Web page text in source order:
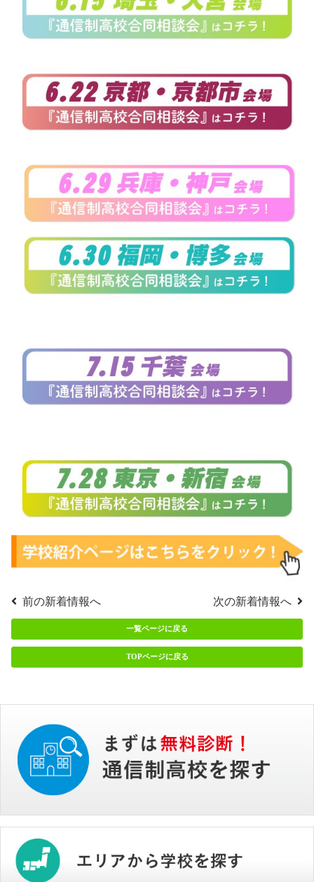
前の新着情報へ 次の新着情報へ
一覧ページに戻る
TOPページに戻る